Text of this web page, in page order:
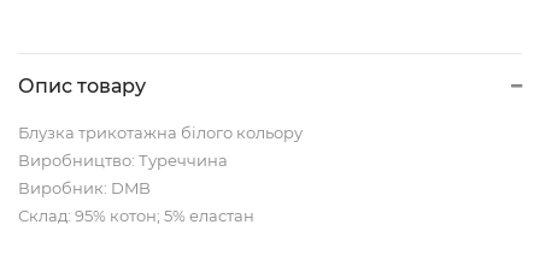
Опис товару
Блузка трикотажна білого кольору
Виробництво: Туреччина
Виробник: DMB
Склад: 95% котон; 5% еластан